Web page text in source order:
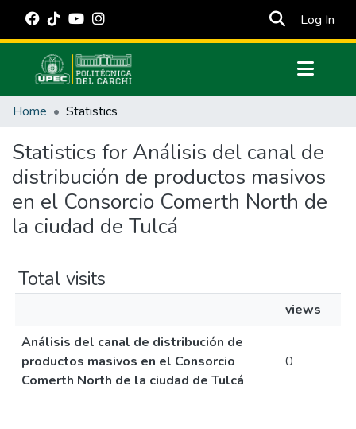
Log In
Communities & Collections
Estadísticas Externas
Manuales
Home Statistics
Statistics for Análisis del canal de
distribución de productos masivos
en el Consorcio Comerth North de
la ciudad de Tulcá
Total visits
views
Análisis del canal de distribución de
productos masivos en el Consorcio
Comerth North de la ciudad de Tulcá
0